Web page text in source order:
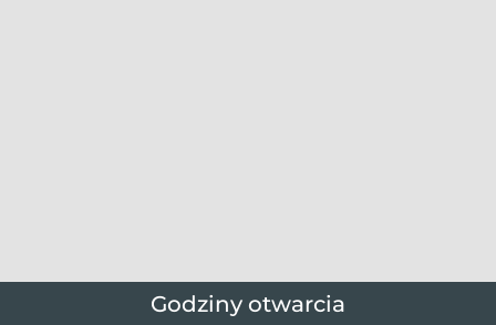
Godziny otwarcia